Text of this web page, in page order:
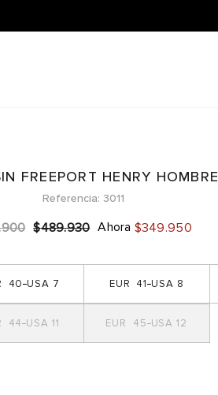
FREEPORT HENRY HOMBRE
Referencia 3011
900 $489.930 Ahora $349.950
7
40 8
41
11
44 12
45